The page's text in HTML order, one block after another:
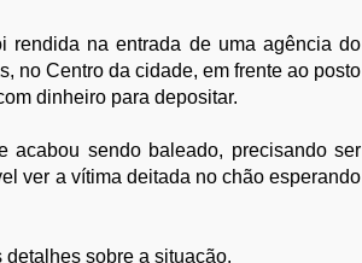
rendida na entrada de uma agência do
no Centro da cidade, em frente ao posto
dinheiro para depositar.
acabou sendo baleado, precisando ser
ver a vítima deitada no chão esperando
sobre a situação.